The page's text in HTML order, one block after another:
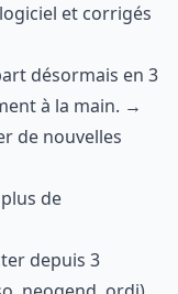
et corrigés
désormais en 3
à la main. →
de nouvelles
de
depuis 3